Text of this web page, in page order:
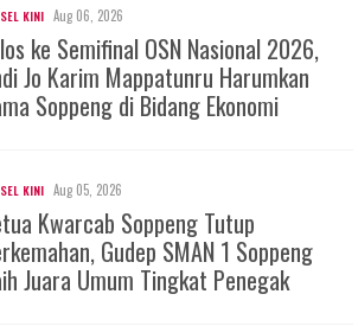
KINI Aug 06, 2026
ke Semifinal OSN Nasional 2026,
Jo Karim Mappatunru Harumkan
Soppeng di Bidang Ekonomi
KINI Aug 05, 2026
Kwarcab Soppeng Tutup
Gudep SMAN 1 Soppeng
Juara Umum Tingkat Penegak